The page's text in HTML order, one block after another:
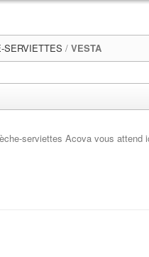
SERVIETTES / VESTA
serviettes Acova vous